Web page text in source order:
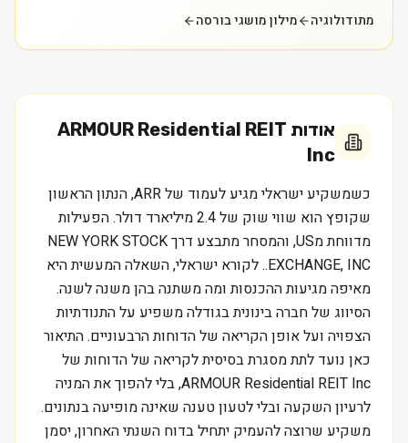
מתודולוגיה מילון מושגי בורסה
אודות ARMOUR Residential REIT
Inc
כשמשקיע ישראלי מגיע לעמוד של ARR, הנתון הראשון
שקופץ הוא שווי שוק של 2.4 מיליארד דולר. הפעילות
מדווחת מUS, והמסחר מתבצע דרך NEW YORK STOCK
EXCHANGE, INC.. לקורא ישראלי, השאלה המעשית היא
מאיפה מגיעות ההכנסות ומה משתנה בהן משנה לשנה.
הסיווג של חברה בינונית בגודלה משפיע על התנודתיות
הצפויה ועל אופן הקריאה של הדוחות הרבעוניים. התיאור
כאן נועד לתת מסגרת בסיסית לקריאה של הדוחות של
ARMOUR Residential REIT Inc, בלי להפוך את המניה
לרעיון השקעה ובלי לטעון טענה שאינה מופיעה בנתונים.
משקיע שרוצה להעמיק יתחיל בדוח השנתי האחרון, יסמן